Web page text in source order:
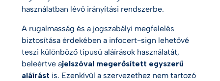
használatban lévő irányítási rendszerbe.
A rugalmasság és a jogszabályi megfelelés
biztosítása érdekében a infocert-sign lehetővé
teszi különböző típusú aláírások használatát,
beleértve ajelszóval megerősített egyszerű
aláírást is. Ezenkívül a szervezethez nem tartozó